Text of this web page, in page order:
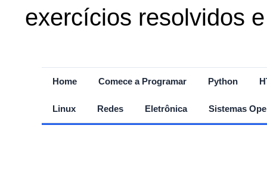
exercícios resolvidos
Home Comece a Programar Python
Linux Redes Eletrônica Sistemas